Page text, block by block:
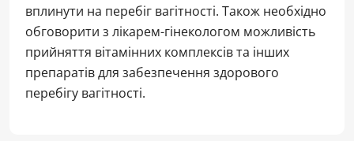
вплинути на перебіг вагітності. Також необхідно
обговорити з лікарем-гінекологом можливість
прийняття вітамінних комплексів та інших
препаратів для забезпечення здорового
перебігу вагітності.